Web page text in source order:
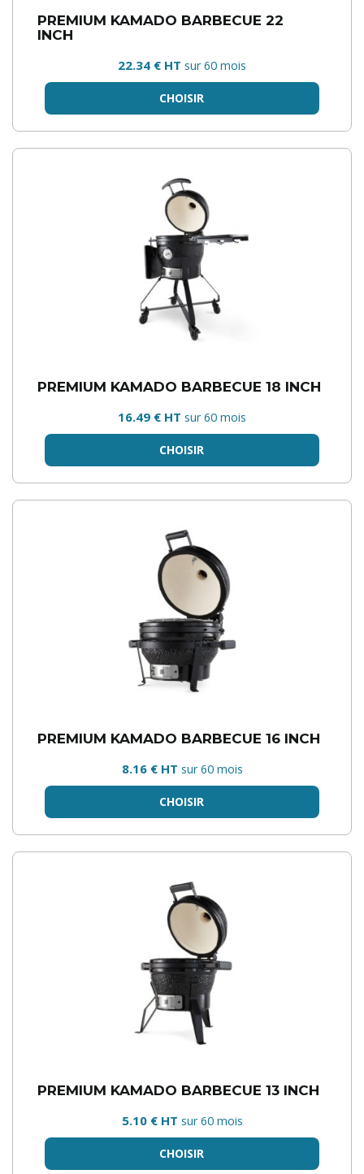
PREMIUM KAMADO BARBECUE 22
INCH
22.34 € HT sur 60 mois
CHOISIR
PREMIUM KAMADO BARBECUE 18 INCH
16.49 € HT sur 60 mois
CHOISIR
PREMIUM KAMADO BARBECUE 16 INCH
8.16 € HT sur 60 mois
CHOISIR
PREMIUM KAMADO BARBECUE 13 INCH
5.10 € HT sur 60 mois
CHOISIR